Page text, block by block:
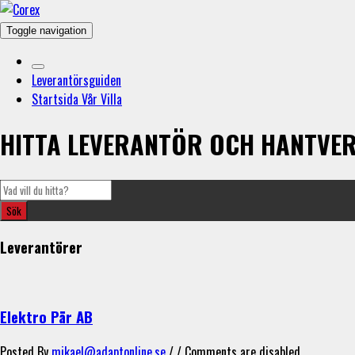
Toggle navigation
Leverantörsguiden
Startsida Vår Villa
HITTA LEVERANTÖR OCH
Leverantörer
Elektro Pär AB